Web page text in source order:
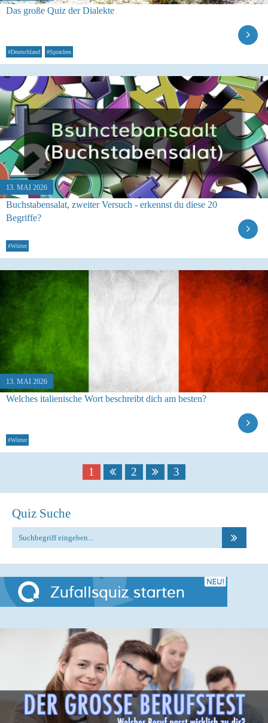
Das große Quiz der Dialekte
#Deutschland #Sprachen
13. MAI 2026
Buchstabensalat, zweiter Versuch - erkennst du diese 20
Begriffe?
#Wörter
13. MAI 2026
Welches italienische Wort beschreibt dich am besten?
#Wörter
1 2 3
Quiz Suche